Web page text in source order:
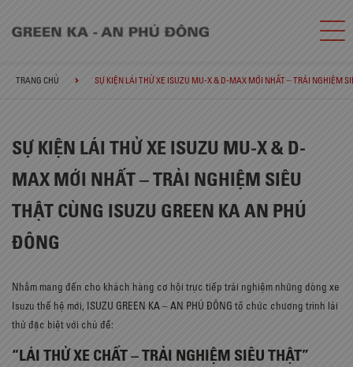
TRANG CHỦ SỰ KIỆN LÁI THỬ XE ISUZU MU-X & D-MAX MỚI NHẤT – TRẢI NGHIỆM
SỰ KIỆN LÁI THỬ XE ISUZU MU-X & D-
MAX MỚI NHẤT – TRẢI NGHIỆM SIÊU
THẬT CÙNG ISUZU GREEN KA AN PHÚ
ĐÔNG
Nhằm mang đến cho khách hàng cơ hội trực tiếp trải nghiệm những dòng xe
Isuzu thế hệ mới, ISUZU GREEN KA – AN PHÚ ĐÔNG tổ chức chương trình lái
thử đặc biệt với chủ đề:
“LÁI THỬ XE CHẤT – TRẢI NGHIỆM SIÊU THẬT”